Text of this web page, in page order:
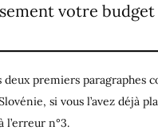
votre budget
deux premiers paragraphes
si vous l’avez déjà
l’erreur n°3.